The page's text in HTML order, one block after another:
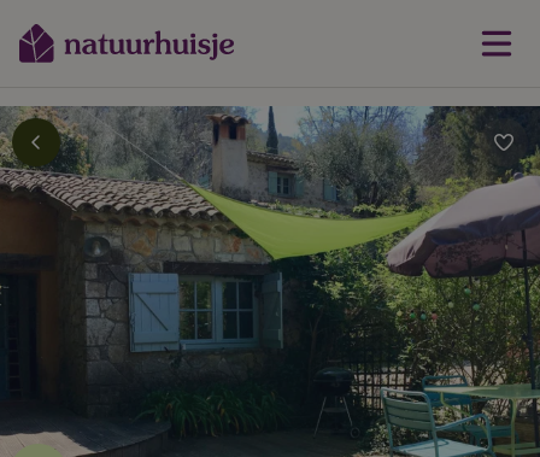
Dit natuurhuisje is eco-